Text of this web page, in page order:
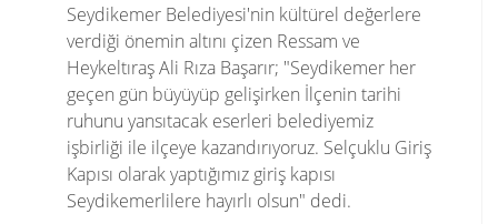
Seydikemer Belediyesi'nin kültürel değerlere
verdiği önemin altını çizen Ressam ve
Heykeltıraş Ali Rıza Başarır; "Seydikemer her
geçen gün büyüyüp gelişirken İlçenin tarihi
ruhunu yansıtacak eserleri belediyemiz
işbirliği ile ilçeye kazandırıyoruz. Selçuklu Giriş
Kapısı olarak yaptığımız giriş kapısı
Seydikemerlilere hayırlı olsun" dedi.